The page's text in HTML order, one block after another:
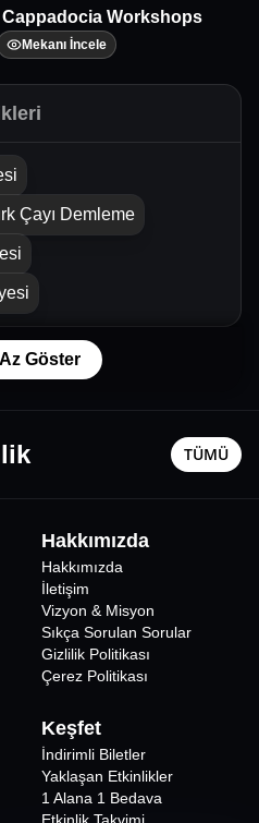
Workshops
Mekanı İncele
Çayı Demleme
Göster
TÜMÜ
11
Nevşehir
Hakkımızda
Hakkımızda
İletişim
Vizyon & Misyon
Sıkça Sorulan Sorular
Gizlilik Politikası
Çerez Politikası
Keşfet
İndirimli Biletler
Yaklaşan Etkinlikler
1 Alana 1 Bedava